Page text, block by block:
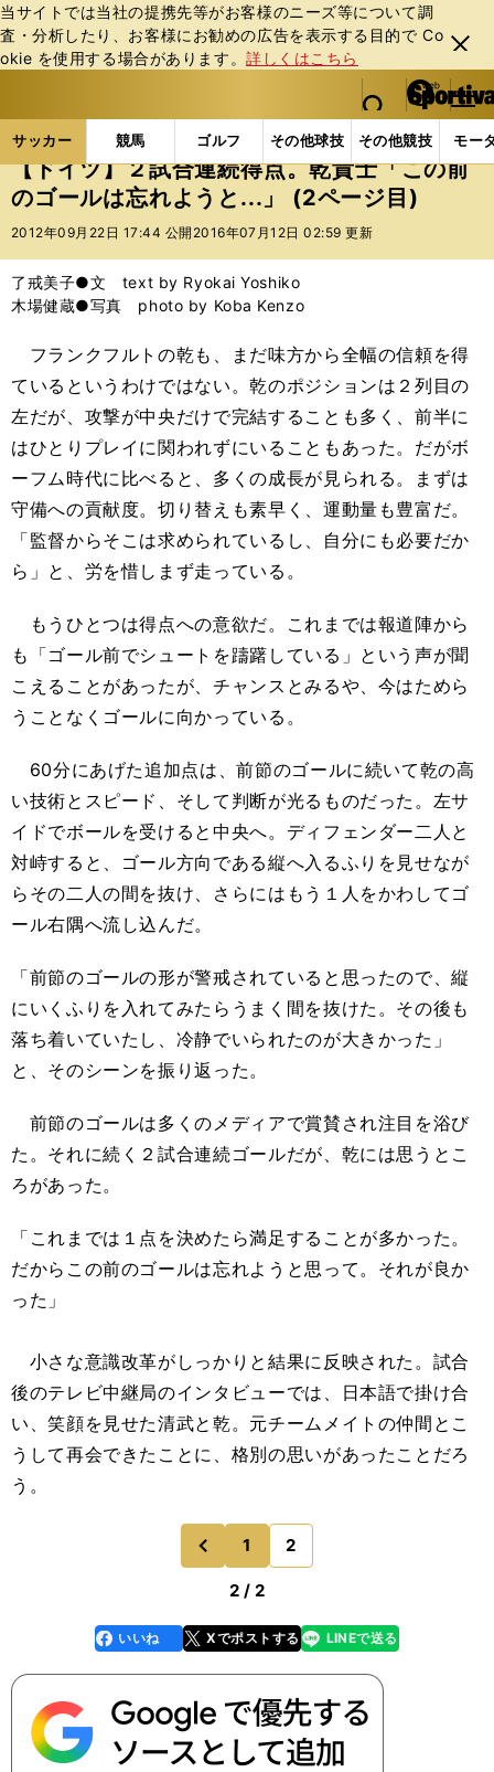
当サイトでは当社の提携先等がお客様のニーズ等について調
査・分析したり、お客様にお勧めの広告を表⽰する⽬的で Co
okie を使⽤する場合があります。詳しくはこちら
閉じ
る
web Sportiva (webスポルティーバ)
検索
マイペ
ー
ジ
メニュ
サッカー 競馬 ゴルフ その他球技 その他競技 モー
ス
ポ
ル
バ
サッカーの記事一覧 海外サッカー 海外サッカー
【ドイツ】２試合連続得点。乾貴士「この前
のゴールは忘れようと...」 (2ページ目)
2012年09月22日 17:44 公開 2016年07月12日 02:59 更新
了戒美子●文 text by Ryokai Yoshiko
木場健蔵●写真 photo by Koba Kenzo
フランクフルトの乾も、まだ味方から全幅の信頼を得
ているというわけではない。乾のポジションは２列目の
左だが、攻撃が中央だけで完結することも多く、前半に
はひとりプレイに関われずにいることもあった。だがボ
ーフム時代に比べると、多くの成長が見られる。まずは
守備への貢献度。切り替えも素早く、運動量も豊富だ。
「監督からそこは求められているし、自分にも必要だか
ら」と、労を惜しまず走っている。
もうひとつは得点への意欲だ。これまでは報道陣から
も「ゴール前でシュートを躊躇している」という声が聞
こえることがあったが、チャンスとみるや、今はためら
うことなくゴールに向かっている。
60分にあげた追加点は、前節のゴールに続いて乾の高
い技術とスピード、そして判断が光るものだった。左サ
イドでボールを受けると中央へ。ディフェンダー二人と
対峙すると、ゴール方向である縦へ入るふりを見せなが
らその二人の間を抜け、さらにはもう１人をかわしてゴ
ール右隅へ流し込んだ。
「前節のゴールの形が警戒されていると思ったので、縦
にいくふりを入れてみたらうまく間を抜けた。その後も
落ち着いていたし、冷静でいられたのが大きかった」
と、そのシーンを振り返った。
前節のゴールは多くのメディアで賞賛され注目を浴び
た。それに続く２試合連続ゴールだが、乾には思うとこ
ろがあった。
「これまでは１点を決めたら満足することが多かった。
だからこの前のゴールは忘れようと思って。それが良か
った」
小さな意識改革がしっかりと結果に反映された。試合
後のテレビ中継局のインタビューでは、日本語で掛け合
い、笑顔を見せた清武と乾。元チームメイトの仲間とこ
うして再会できたことに、格別の思いがあったことだろ
う。
前
1 2
2 / 2
faceboo
k
いいね Xでポストする
line LINEで送る